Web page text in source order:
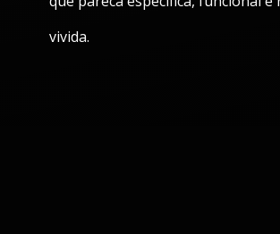
vivida.